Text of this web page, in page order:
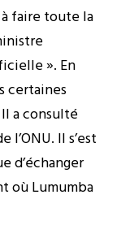
faire toute la
». En
certaines
a consulté
Il s’est
d’échanger
où Lumumba